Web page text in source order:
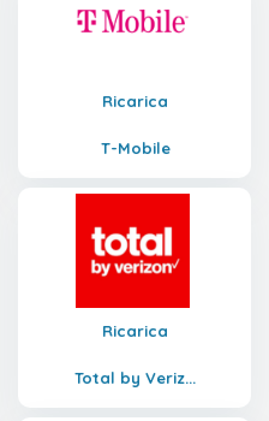
Ricarica
T-Mobile
Ricarica
Total by Veriz...